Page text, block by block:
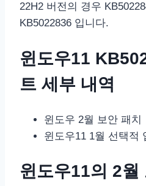
22H2 버전의 경우
KB5022836 입니다.
윈도우11
트 세부 내역
윈도우 2월 보안 패치
윈도우11 1월 선택적
윈도우11의 2월